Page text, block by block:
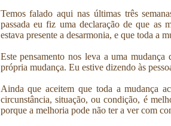
Temos falado aqui nas últimas três
passada eu fiz uma declaração de que as
estava presente a desarmonia, e que toda a
Este pensamento nos leva a uma
própria mudança. Eu estive dizendo às
Ainda que aceitem que toda a mudança
circunstância, situação, ou condição, é
porque a melhoria pode não ter a ver com